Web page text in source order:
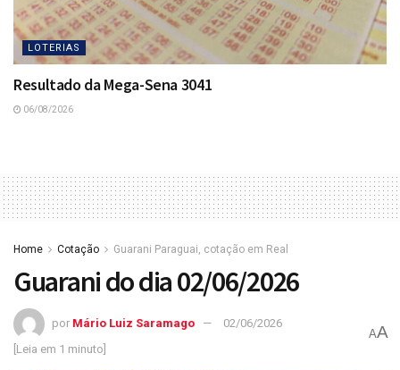
LOTERIAS
Resultado da Mega-Sena 3041
06/08/2026
Home Cotação Guarani Paraguai, cotação em Real
Guarani do dia 02/06/2026
por Mário Luiz Saramago
02/06/2026
[Leia em 1 minuto]
AA